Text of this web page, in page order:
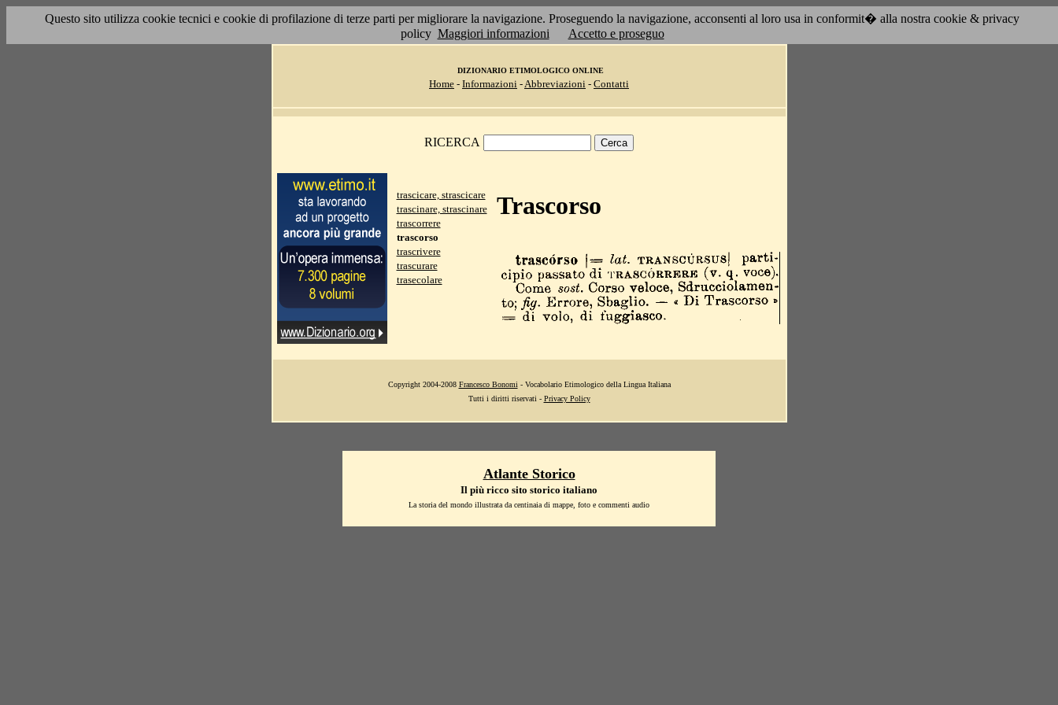
Questo sito utilizza cookie tecnici e cookie di profilazione di terze parti per migliorare la navigazione. Proseguendo la navigazione, acconsenti al loro usa in conformit� alla nostra cookie & privacy
policy Maggiori informazioni Accetto e proseguo
DIZIONARIO ETIMOLOGICO ONLINE
Home - Informazioni -Abbreviazioni - Contatti
RICERCA
trascicare, strascicare
trascinare, strascinare
trascorrere
trascorso
trascrivere
trascurare
trasecolare
Trascorso
Copyright 2004-2008 Francesco Bonomi - Vocabolario Etimologico della Lingua Italiana
Tutti i diritti riservati - Privacy Policy
Atlante Storico
Il più ricco sito storico italiano
La storia del mondo illustrata da centinaia di mappe, foto e commenti audio